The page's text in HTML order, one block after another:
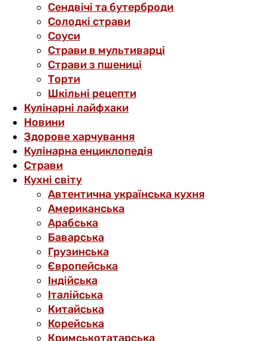
Сендвічі та бутерброди
Солодкі страви
Соуси
Страви в мультиварці
Страви з пшениці
Торти
Шкільні рецепти
Кулінарні лайфхаки
Новини
Здорове харчування
Кулінарна енциклопедія
Страви
Кухні світу
Автентична українська кухня
Американська
Арабська
Баварська
Грузинська
Європейська
Індійська
Італійська
Китайська
Корейська
Кримськотатарська